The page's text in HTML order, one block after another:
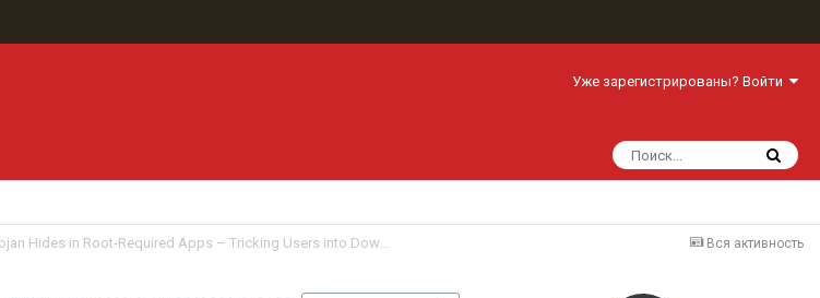
Уже зарегистрированы? Войти
Вся активность
Security Alert: Gamex Trojan Hides in Root-Required Apps – Tricking Users into Downloads